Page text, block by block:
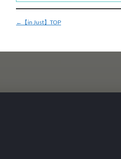
←【in Just】TOP